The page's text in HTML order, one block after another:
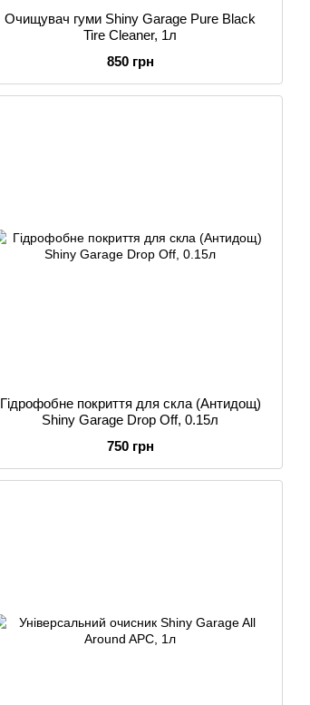
Очищувач гуми Shiny Garage Pure Black
Tire Cleaner, 1л
850 грн
Гідрофобне покриття для скла (Антидощ)
Shiny Garage Drop Off, 0.15л
750 грн